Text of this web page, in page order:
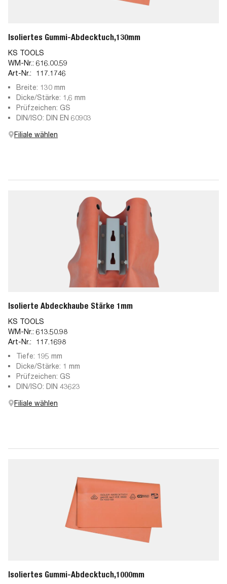
Isoliertes Gummi-Abdecktuch,130mm
KS TOOLS
WM-Nr.: 616.00.59
Art-Nr.:
117.1746
Breite: 130 mm
Dicke/Stärke: 1,6 mm
Prüfzeichen: GS
DIN/ISO: DIN EN 60903
Filiale wählen
Isolierte Abdeckhaube Stärke 1mm
KS TOOLS
WM-Nr.: 613.50.98
Art-Nr.:
117.1698
Tiefe: 195 mm
Dicke/Stärke: 1 mm
Prüfzeichen: GS
DIN/ISO: DIN 43623
Filiale wählen
Isoliertes Gummi-Abdecktuch,1000mm